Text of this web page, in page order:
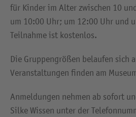
für Kinder im Alter zwischen 10
um 10:00 Uhr; um 12:00 Uhr und
Teilnahme ist kostenlos.
Die Gruppengrößen belaufen sich
Veranstaltungen finden am
Anmeldungen nehmen ab sofort
Silke Wissen unter der